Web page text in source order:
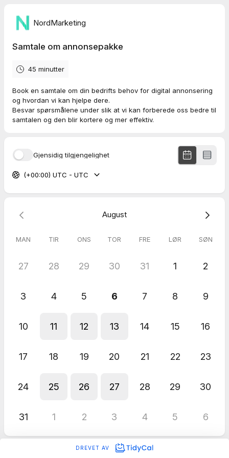
NordMarketing
Samtale om annonsepakke
45 minutter
Book en samtale om din bedrifts behov for digital annonsering
og hvordan vi kan hjelpe dere.
Besvar spørsmålene under slik at vi kan forberede oss bedre til
samtalen og den blir kortere og mer effektiv.
Gjensidig tilgjengelighet
(+00:00) UTC - UTC
August
MAN TIR ONS TOR FRE LØR SØN
27 28 29 30 31 1 2
3 4 5 6 7 8 9
10 11 12 13 14 15 16
17 18 19 20 21 22 23
24 25 26 27 28 29 30
31 1 2 3 4 5 6
DREVET AV